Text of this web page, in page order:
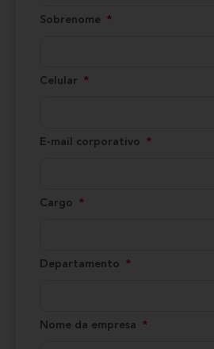
Sobrenome
Celular
E-mail corporativo
Cargo
Departamento
Nome da empresa